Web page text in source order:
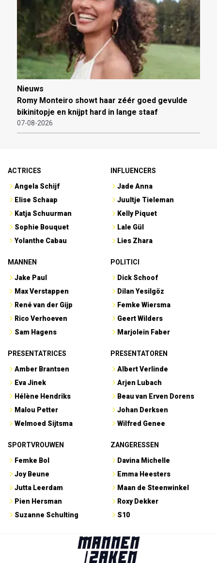
Nieuws
Romy Monteiro showt haar zéér goed gevulde
bikinitopje en knijpt hard in lange staaf
07-08-2026
ACTRICES
Angela Schijf
Elise Schaap
Katja Schuurman
Sophie Bouquet
Yolanthe Cabau
INFLUENCERS
Jade Anna
Juultje Tieleman
Kelly Piquet
Lale Gül
Lies Zhara
MANNEN
Jake Paul
Max Verstappen
René van der Gijp
Rico Verhoeven
Sam Hagens
POLITICI
Dick Schoof
Dilan Yesilgöz
Femke Wiersma
Geert Wilders
Marjolein Faber
PRESENTATRICES
Amber Brantsen
Eva Jinek
Hélène Hendriks
Malou Petter
Welmoed Sijtsma
PRESENTATOREN
Albert Verlinde
Arjen Lubach
Beau van Erven Dorens
Johan Derksen
Wilfred Genee
SPORTVROUWEN
Femke Bol
Joy Beune
Jutta Leerdam
Pien Hersman
Suzanne Schulting
ZANGERESSEN
Davina Michelle
Emma Heesters
Maan de Steenwinkel
Roxy Dekker
S10